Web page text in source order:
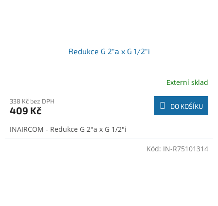
Redukce G 2"a x G 1/2"i
Externí sklad
338 Kč bez DPH
409 Kč DO KOŠÍKU
INAIRCOM - Redukce G 2"a x G 1/2"i
Kód: IN-R75101314